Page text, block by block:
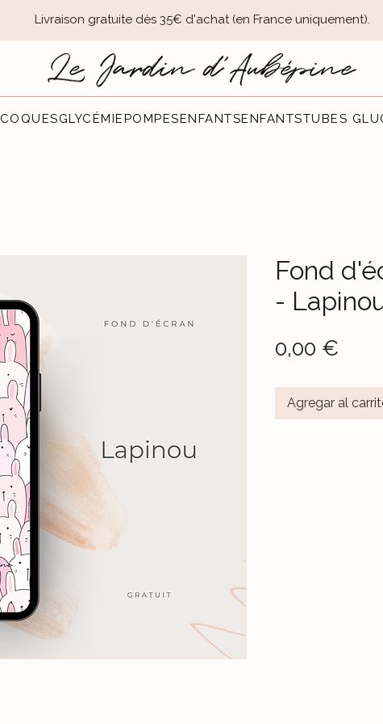
Livraison gratuite dès 35€ d'achat (en France uniquement).​
COQUESGLYCÉMIEPOMPESENFANTSENFANTSTUBES
Fond
-
0,00 €
Agregar al